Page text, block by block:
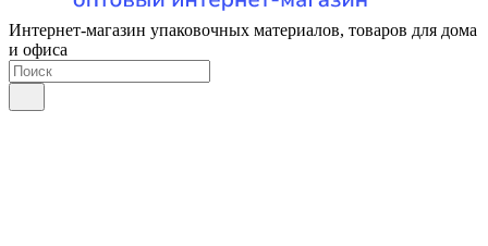
Интернет-магазин упаковочных материалов, товаров для дома
и офиса